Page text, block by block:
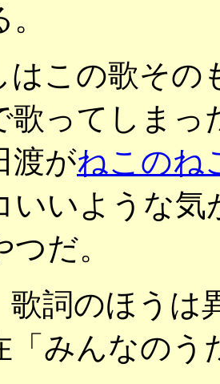
はこの歌その
歌ってしま
渡がねこのね
いいような
だ。
歌詞のほうは
「みんなのう